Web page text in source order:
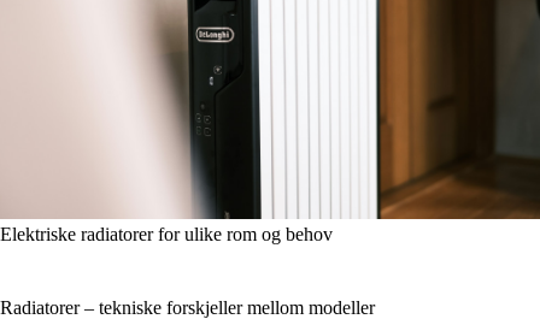
Elektriske radiatorer for ulike rom og behov
Radiatorer – tekniske forskjeller mellom modeller